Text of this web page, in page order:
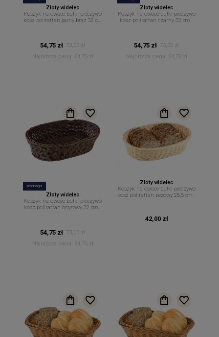
Złoty widelec
Koszyk na owoce bułki pieczywo
kosz polirattan jasny brąz 32 cm
54,75 zł
73,00 zł
Najniższa cena:
54,75 zł
Złoty widelec
Koszyk na owoce bułki pieczywo
kosz polirattan czarny 32 cm x
54,75 zł
73,00 zł
Najniższa cena:
54,75 zł
promocja
Złoty widelec
Koszyk na owoce bułki pieczywo
kosz polirattan brązowy 32 cm x
54,75 zł
73,00 zł
Najniższa cena:
54,75 zł
Złoty widelec
Koszyk na owoce bułki pieczywo
kosz polirattan beżowy 28,5 cm x
42,00 zł